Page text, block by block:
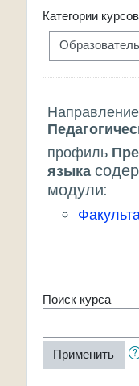
Категории
профиль П
языка
модули:
Поиск курса
Применить